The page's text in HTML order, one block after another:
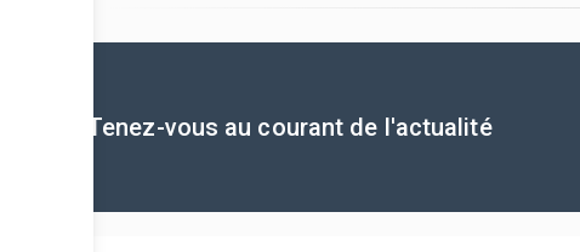
Tenez-vous au courant de l'actualité